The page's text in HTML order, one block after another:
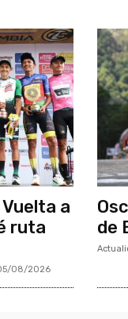
a
ruta
08/2026
de